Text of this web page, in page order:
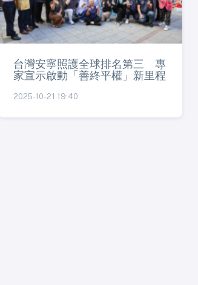
台灣安寧照護全球排名第三 專
家宣示啟動「善終平權」新里程
2025-10-21 19:40